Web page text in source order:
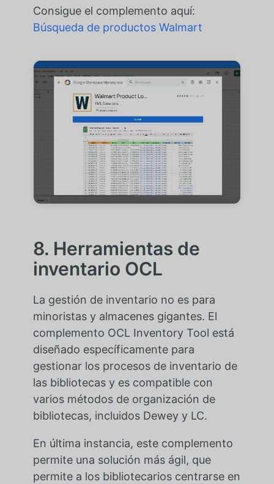
Consigue el complemento aquí:
Búsqueda de productos Walmart
8. Herramientas de
inventario OCL
La gestión de inventario no es para
minoristas y almacenes gigantes. El
complemento OCL Inventory Tool está
diseñado específicamente para
gestionar los procesos de inventario de
las bibliotecas y es compatible con
varios métodos de organización de
bibliotecas, incluidos Dewey y LC.
En última instancia, este complemento
permite una solución más ágil, que
permite a los bibliotecarios centrarse en